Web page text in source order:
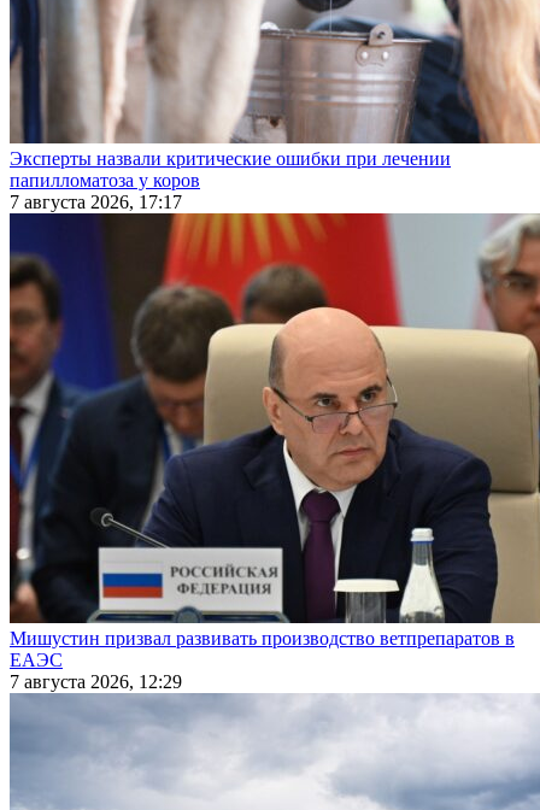
Эксперты назвали критические ошибки при лечении
папилломатоза у коров
7 августа 2026, 17:17
Мишустин призвал развивать производство ветпрепаратов в
ЕАЭС
7 августа 2026, 12:29